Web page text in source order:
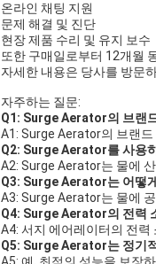
온라인 채팅 지원
문제 해결 및 진단
현장 제품 수리 및 유지 보수
또한 구매일로부터 12개월
자세한 내용은 당사를 방문
자주하는 질문:
Q1: Surge Aerator의 브랜
A1: Surge Aerator의 브랜드
Q2: Surge Aerator를 사용
A2: Surge Aerator는 물에
Q3: Surge Aerator는 어떻
A3: Surge Aerator는 물에
Q4: Surge Aerator의 전력
A4: 서지 에어레이터의 전
Q5: Surge Aerator는 정기